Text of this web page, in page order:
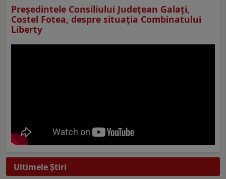
Preşedintele Consiliului Judeţean Galaţi,
Costel Fotea, despre situaţia Combinatului
Liberty
Ultimele Ştiri